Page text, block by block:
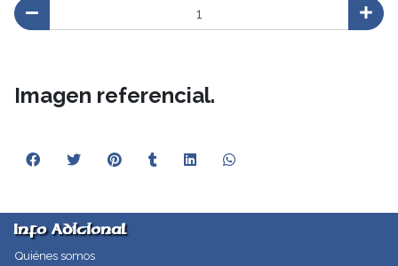
Imagen referencial.
Info Adicional
Quiénes somos